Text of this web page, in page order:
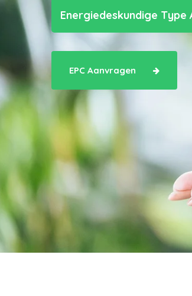
Energiedeskundige Type
EPC Aanvragen